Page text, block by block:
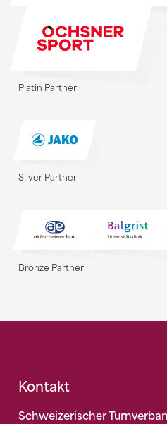
Platin Partner
Silver Partner
Bronze Partner
Fusszeile
Kontakt
Schweizerischer